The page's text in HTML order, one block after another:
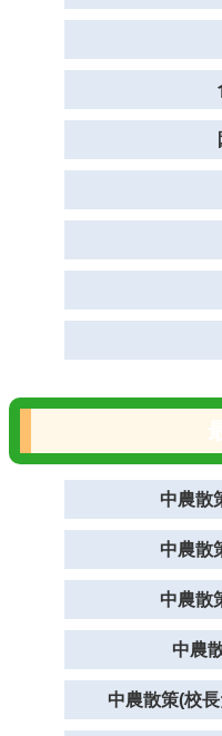
中農散
中農散
中農散
中農
中農散策(校